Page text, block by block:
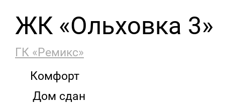
ЖК «Ольховка 3»
ГК «Ремикс»
Комфорт
Дом сдан